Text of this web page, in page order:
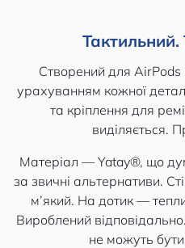
Тактильний.
Створений для
урахуванням кожної
та кріплення для
виділяється.
Матеріал — Yatay®, що
за звичні альтернативи.
м’який. На дотик —
Вироблений
не можуть